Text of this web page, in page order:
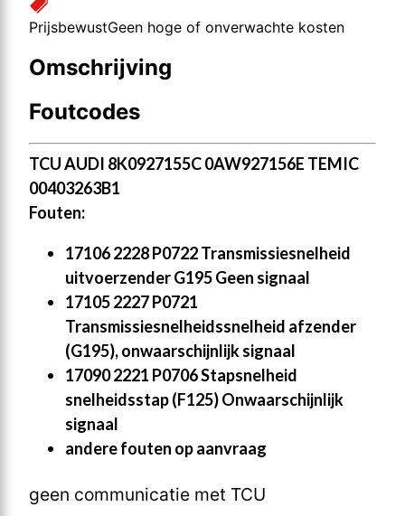
PrijsbewustGeen hoge of onverwachte kosten
Omschrijving
Foutcodes
TCU AUDI 8K0927155C 0AW927156E TEMIC
00403263B1
Fouten:
17106 2228 P0722 Transmissiesnelheid
uitvoerzender G195 Geen signaal
17105 2227 P0721
Transmissiesnelheidssnelheid afzender
(G195), onwaarschijnlijk signaal
17090 2221 P0706 Stapsnelheid
snelheidsstap (F125) Onwaarschijnlijk
signaal
andere fouten op aanvraag
geen communicatie met TCU